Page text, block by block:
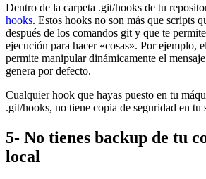
Dentro de la carpeta .git/hooks de tu
hooks. Estos hooks no son más que scripts
después de los comandos git y que te
ejecución para hacer «cosas». Por ejemplo,
permite manipular dinámicamente el
genera por defecto.
Cualquier hook que hayas puesto en tu
.git/hooks, no tiene copia de seguridad en tu
5- No tienes backup de tu
local